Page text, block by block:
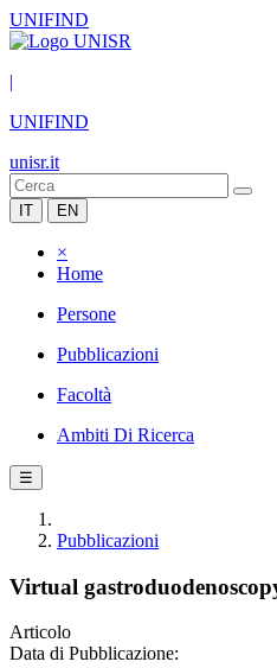
UNIFIND
|
UNIFIND
unisr.it
IT EN
×
Home
Persone
Pubblicazioni
Facoltà
Ambiti Di Ricerca
☰
Pubblicazioni
Virtual
Articolo
Data di Pubblicazione: